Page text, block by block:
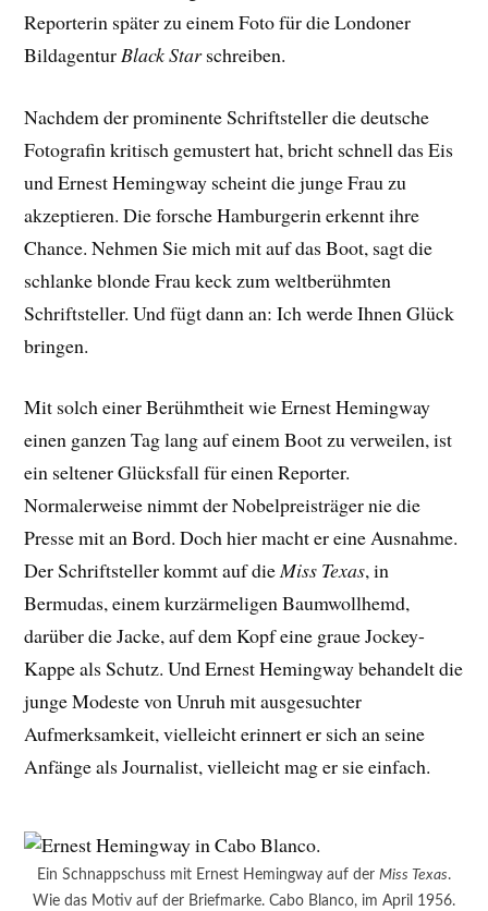
Reporterin später zu einem Foto für die Londoner
BildagenturBlack Starschreiben.
Nachdem der prominente Schriftsteller die deutsche
Fotografin kritisch gemustert hat, bricht schnell das Eis
und Ernest Hemingway scheint die junge Frau zu
akzeptieren. Die forsche Hamburgerin erkennt ihre
Chance. Nehmen Sie mich mit auf das Boot, sagt die
schlanke blonde Frau keck zum weltberühmten
Schriftsteller. Und fügt dann an: Ich werde Ihnen Glück
bringen.
Mit solch einer Berühmtheit wie Ernest Hemingway
einen ganzen Tag lang auf einem Boot zu verweilen, ist
ein seltener Glücksfall für einen Reporter.
Normalerweise nimmt der Nobelpreisträger nie die
Presse mit an Bord. Doch hier macht er eine Ausnahme.
Der Schriftsteller kommt auf dieMiss Texas, in
Bermudas, einem kurzärmeligen Baumwollhemd,
darüber die Jacke, auf dem Kopf eine graue Jockey-
Kappe als Schutz. Und Ernest Hemingway behandelt die
junge Modeste von Unruh mit ausgesuchter
Aufmerksamkeit, vielleicht erinnert er sich an seine
Anfänge als Journalist, vielleicht mag er sie einfach.
Ein Schnappschuss mit Ernest Hemingway auf der Miss Texas.
Wie das Motiv auf der Briefmarke. Cabo Blanco, im April 1956.